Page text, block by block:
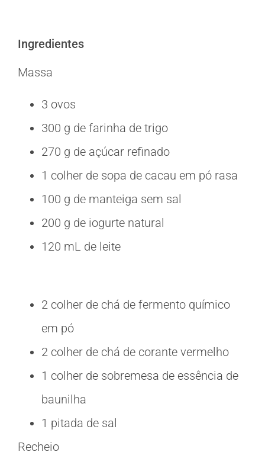
Ingredientes
Massa
3 ovos
300 g de farinha de trigo
270 g de açúcar refinado
1 colher de sopa de cacau em pó rasa
100 g de manteiga sem sal
200 g de iogurte natural
120 mL de leite
2 colher de chá de fermento químico
em pó
2 colher de chá de corante vermelho
1 colher de sobremesa de essência de
baunilha
1 pitada de sal
Recheio